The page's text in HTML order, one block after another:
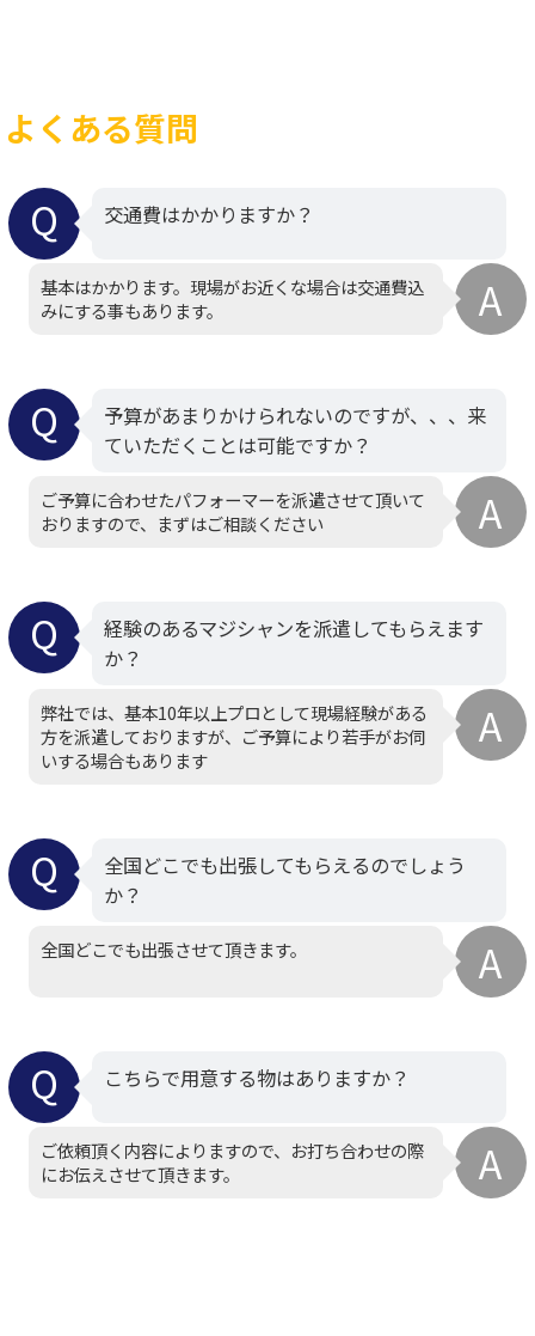
よくある質問
交通費はかかりますか？
基本はかかります。現場がお近くな場合は交通費込
みにする事もあります。
予算があまりかけられないのですが、、、来
ていただくことは可能ですか？
ご予算に合わせたパフォーマーを派遣させて頂いて
おりますので、まずはご相談ください
経験のあるマジシャンを派遣してもらえます
か？
弊社では、基本10年以上プロとして現場経験がある
方を派遣しておりますが、ご予算により若手がお伺
いする場合もあります
全国どこでも出張してもらえるのでしょう
か？
全国どこでも出張させて頂きます。
こちらで用意する物はありますか？
ご依頼頂く内容によりますので、お打ち合わせの際
にお伝えさせて頂きます。